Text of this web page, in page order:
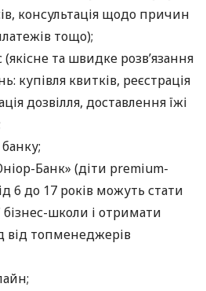
консультація щодо причин
тощо);
та швидке розв’язання
купівля квитків, реєстрація
дозвілля, доставлення їжі
Банк» (діти premium-
6 до 17 років можуть стати
бізнес-школи і отримати
від топменеджерів